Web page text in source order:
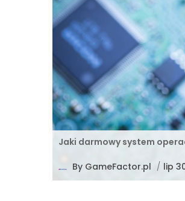
Jaki darmowy system
By GameFactor.pl / lip